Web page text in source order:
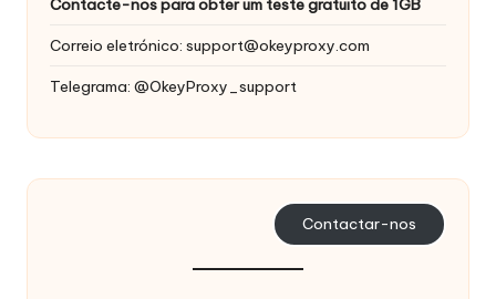
Contacte-nos para obter um teste gratuito de 1GB
Correio eletrónico: support@okeyproxy.com
Telegrama: @OkeyProxy_support
Contactar-nos